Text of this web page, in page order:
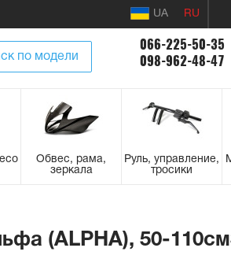
UA RU
по модели
066-225-50-35
098-962-48-47
Обвес, рама,
зеркала
Руль, управление,
тросики
(ALPHA), 50-